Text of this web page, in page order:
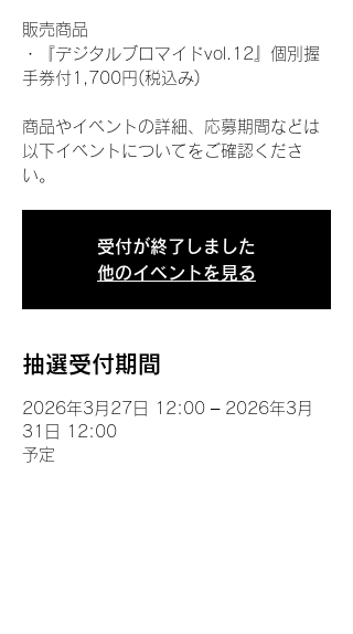
販売商品
・『デジタルブロマイドvol.12』個別握
手券付1,700円(税込み)
商品やイベントの詳細、応募期間などは
以下イベントについてをご確認くださ
い。
受付が終了しました
他のイベントを見る
抽選受付期間
2026年3月27日 12:00 – 2026年3月
31日 12:00
予定